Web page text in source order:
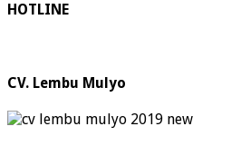
HOTLINE
CV. Lembu Mulyo